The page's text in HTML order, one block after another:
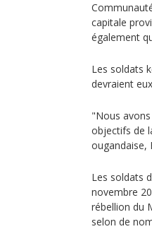
capitale
également
Les soldats
devraient
"Nous
objectifs de
ougandaise,
Les soldats
novembre
rébellion du
selon de